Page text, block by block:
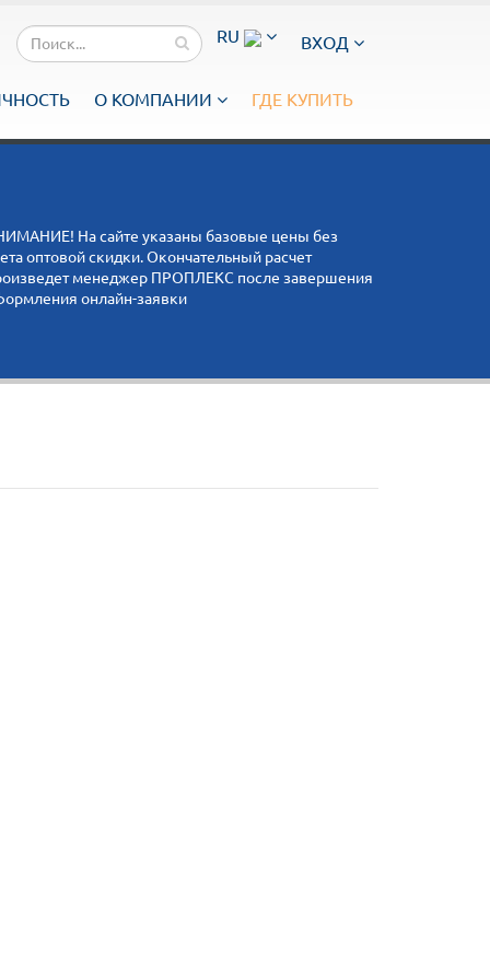
RU ВХОД
О КОМПАНИИ ГДЕ КУПИТЬ
На сайте указаны базовые цены без
оптовой скидки. Окончательный расчет
менеджер ПРОПЛЕКС после завершения
онлайн-заявки